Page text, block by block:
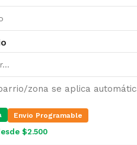
zona se aplica
Envio Programable
$2.500